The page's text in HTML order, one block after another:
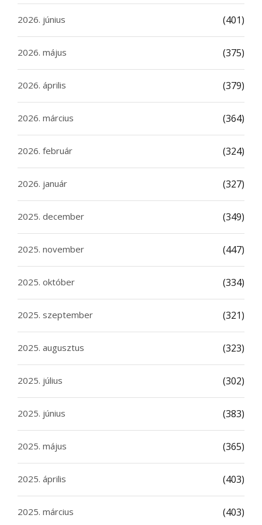
2026. június (401)
2026. május (375)
2026. április (379)
2026. március (364)
2026. február (324)
2026. január (327)
2025. december (349)
2025. november (447)
2025. október (334)
2025. szeptember (321)
2025. augusztus (323)
2025. július (302)
2025. június (383)
2025. május (365)
2025. április (403)
2025. március (403)